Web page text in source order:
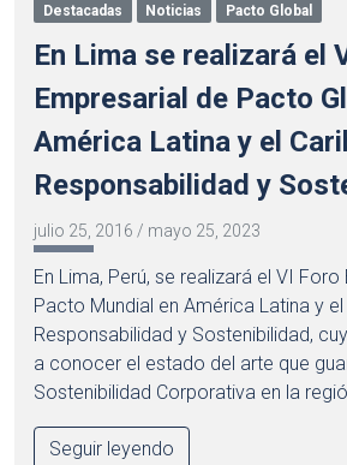
Destacadas Noticias Pacto Global
En Lima se realizará el
Empresarial de Pacto
América Latina y el
Responsabilidad y
julio 25, 2016 / mayo 25, 2023
En Lima, Perú, se realizará el VI
Pacto Mundial en América Latina y el
Responsabilidad y Sostenibilidad,
a conocer el estado del arte que
Sostenibilidad Corporativa en la
Seguir leyendo